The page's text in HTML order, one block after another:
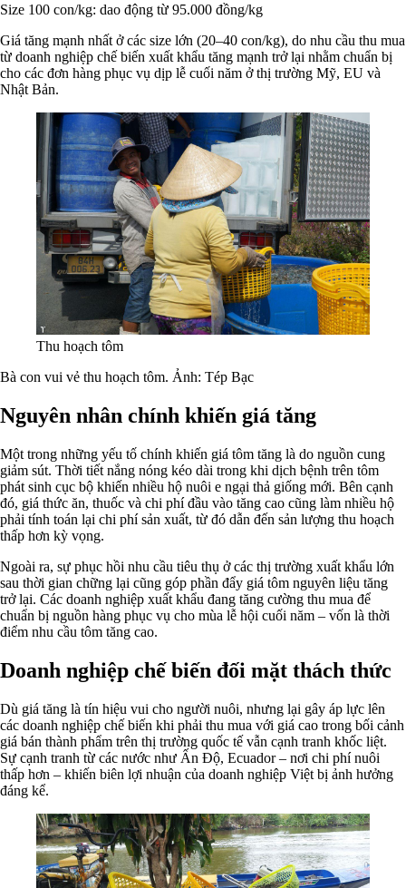
Size 100 con/kg: dao động từ 95.000 đồng/kg
Giá tăng mạnh nhất ở các size lớn (20–40 con/kg), do nhu cầu thu mua
từ doanh nghiệp chế biến xuất khẩu tăng mạnh trở lại nhằm chuẩn bị
cho các đơn hàng phục vụ dịp lễ cuối năm ở thị trường Mỹ, EU và
Nhật Bản.
Thu hoạch tôm
Bà con vui vẻ thu hoạch tôm. Ảnh: Tép Bạc
Nguyên nhân chính khiến giá tăng
Một trong những yếu tố chính khiến giá tôm tăng là do nguồn cung
giảm sút. Thời tiết nắng nóng kéo dài trong khi dịch bệnh trên tôm
phát sinh cục bộ khiến nhiều hộ nuôi e ngại thả giống mới. Bên cạnh
đó, giá thức ăn, thuốc và chi phí đầu vào tăng cao cũng làm nhiều hộ
phải tính toán lại chi phí sản xuất, từ đó dẫn đến sản lượng thu hoạch
thấp hơn kỳ vọng.
Ngoài ra, sự phục hồi nhu cầu tiêu thụ ở các thị trường xuất khẩu lớn
sau thời gian chững lại cũng góp phần đẩy giá tôm nguyên liệu tăng
trở lại. Các doanh nghiệp xuất khẩu đang tăng cường thu mua để
chuẩn bị nguồn hàng phục vụ cho mùa lễ hội cuối năm – vốn là thời
điểm nhu cầu tôm tăng cao.
Doanh nghiệp chế biến đối mặt thách thức
Dù giá tăng là tín hiệu vui cho người nuôi, nhưng lại gây áp lực lên
các doanh nghiệp chế biến khi phải thu mua với giá cao trong bối cảnh
giá bán thành phẩm trên thị trường quốc tế vẫn cạnh tranh khốc liệt.
Sự cạnh tranh từ các nước như Ấn Độ, Ecuador – nơi chi phí nuôi
thấp hơn – khiến biên lợi nhuận của doanh nghiệp Việt bị ảnh hưởng
đáng kể.